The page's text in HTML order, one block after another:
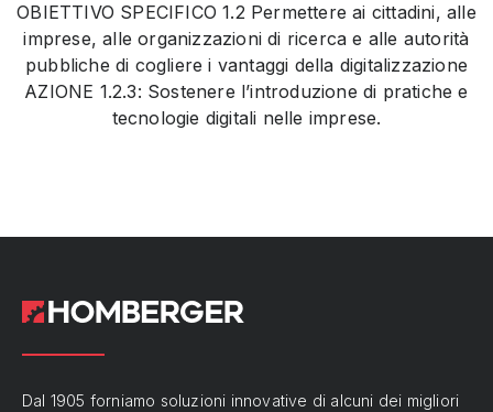
OBIETTIVO SPECIFICO 1.2 Permettere ai cittadini, alle
imprese, alle organizzazioni di ricerca e alle autorità
pubbliche di cogliere i vantaggi della digitalizzazione
AZIONE 1.2.3: Sostenere l’introduzione di pratiche e
tecnologie digitali nelle imprese.
Dal 1905 forniamo soluzioni innovative di alcuni dei migliori